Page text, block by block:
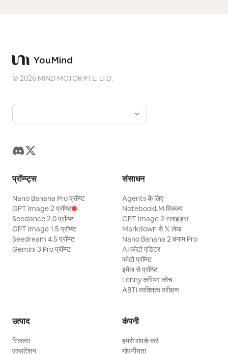
©2026 MIND MOTOR PTE. LTD.
प्रॉम्प्ट्स
Nano Banana Pro प्रॉम्प्ट
GPT Image 2 प्रॉम्प्ट
Seedance 2.0 प्रॉम्प्ट
GPT Image 1.5 प्रॉम्प्ट
Seedream 4.5 प्रॉम्प्ट
Gemini 3 Pro प्रॉम्प्ट
संसाधन
Agents के लिए
NotebookLM विकल्प
GPT Image 2 स्लाइड्स
Markdown से 𝕏 लेख
Nano Banana 2 बनाम Pro
AI फोटो एडिटर
फोटो प्रॉम्प्ट
इमेज से प्रॉम्प्ट
Lenny करियर कोच
ABTI व्यक्तित्व परीक्षण
उत्पाद
स्किल्स
एक्सटेंशन
कंपनी
हमसे संपर्क करें
गोपनीयता